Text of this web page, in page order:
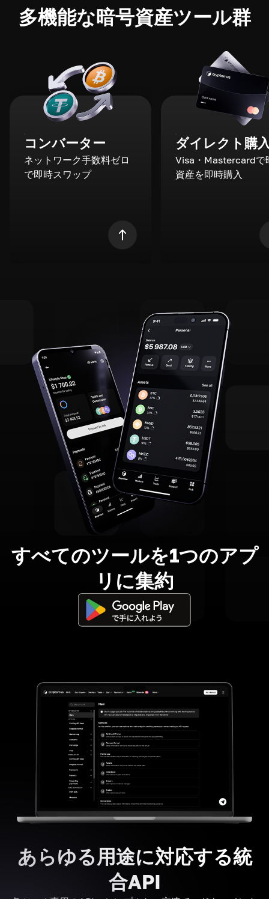
多機能な暗号資産ツール群
コンバーター
ネットワーク手数料ゼロ
で即時スワップ
ダイレクト購
Visa・Mastercardで
資産を即時購入
すべてのツールを1つのアプ
リに集約
あらゆる用途に対応する統
合API